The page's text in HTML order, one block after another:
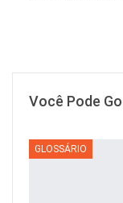
Você Pode
GLOSSÁRIO